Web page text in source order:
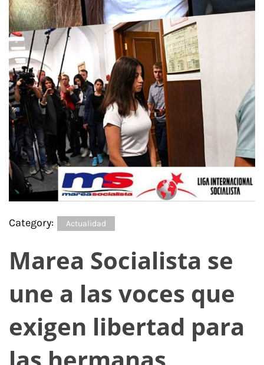
Category: Actualidad
Marea Socialista se
une a las voces que
exigen libertad para